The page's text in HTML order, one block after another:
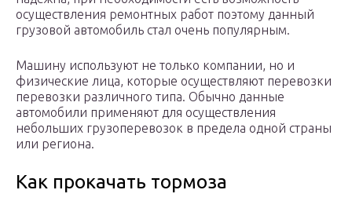
осуществления ремонтных работ поэтому данный
грузовой автомобиль стал очень популярным.
Машину используют не только компании, но и
физические лица, которые осуществляют перевозки
перевозки различного типа. Обычно данные
автомобили применяют для осуществления
небольших грузоперевозок в предела одной страны
или региона.
Как прокачать тормоза